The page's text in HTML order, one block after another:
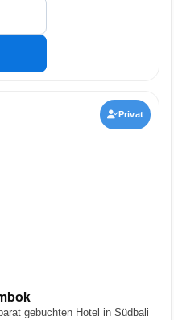
Privat
gebuchten Hotel in Südbali